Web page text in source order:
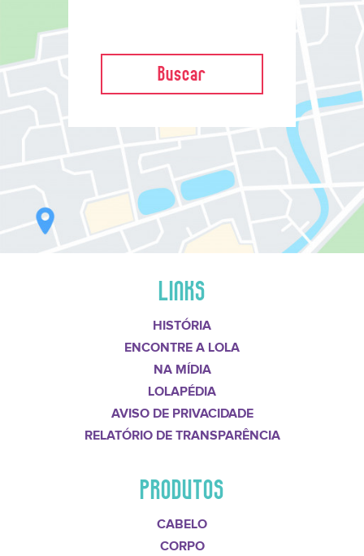
Buscar
LINKS
HISTÓRIA
ENCONTRE A LOLA
NA MÍDIA
LOLAPÉDIA
AVISO DE PRIVACIDADE
RELATÓRIO DE TRANSPARÊNCIA
PRODUTOS
CABELO
CORPO